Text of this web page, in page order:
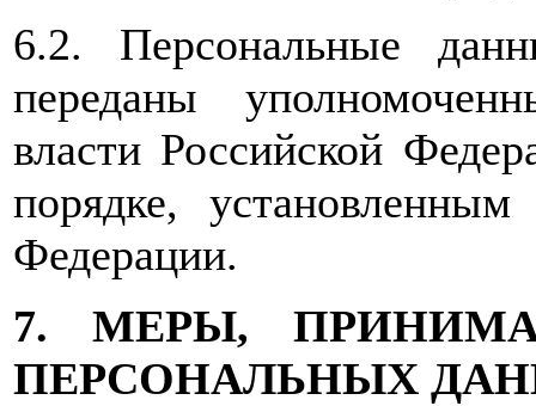
6.2. Персональные
переданы
власти Российской
порядке, установленным
Федерации.
7. МЕРЫ,
ПЕРСОНАЛЬНЫХ